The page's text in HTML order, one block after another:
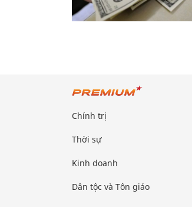
Chính trị
Thời sự
Kinh doanh
Dân tộc và Tôn giáo